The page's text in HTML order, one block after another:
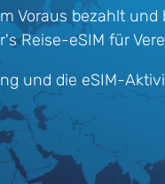
Voraus bezahlt und
Reise-eSIM für
und die eSIM-